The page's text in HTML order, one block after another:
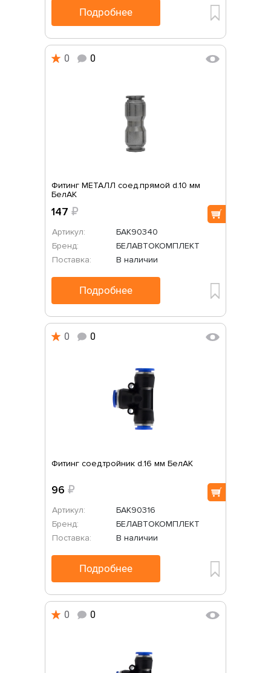
Подробнее
0 0
Фитинг МЕТАЛЛ соед.прямой d.10 мм
БелАК
147 ₽
Артикул:
БАК90340
Бренд:
БЕЛАВТОКОМПЛЕКТ
Поставка:
В наличии
Подробнее
0 0
Фитинг соед.тройник d.16 мм БелАК
96 ₽
Артикул:
БАК90316
Бренд:
БЕЛАВТОКОМПЛЕКТ
Поставка:
В наличии
Подробнее
0 0